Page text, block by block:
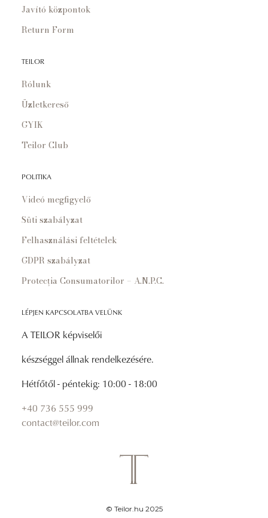
Javító központok
Return Form
TEILOR
Rólunk
Üzletkereső
GYIK
Teilor Club
POLITIKA
Videó megfigyelő
Süti szabályzat
Felhasználási feltételek
GDPR szabályzat
Protecția Consumatorilor – A.N.P.C.
LÉPJEN KAPCSOLATBA VELÜNK
A TEILOR képviselői
készséggel állnak rendelkezésére.
Hétfőtől - péntekig: 10:00 - 18:00
+40 736 555 999
contact@teilor.com
© Teilor.hu 2025